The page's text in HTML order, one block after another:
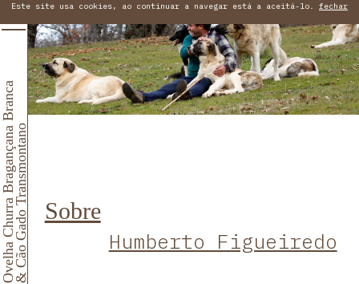
Este site usa cookies, ao continuar a navegar está a aceitá-lo. fechar
Ovelha Churra Bragançana Branca& Cão Gado Transmontano
Sobre
Humberto Figueiredo